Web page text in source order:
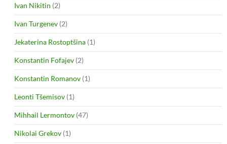
Ivan Nikitin (2)
Ivan Turgenev (2)
Jekaterina Rostoptšina (1)
Konstantin Fofajev (2)
Konstantin Romanov (1)
Leonti Tšemisov (1)
Mihhail Lermontov (47)
Nikolai Grekov (1)